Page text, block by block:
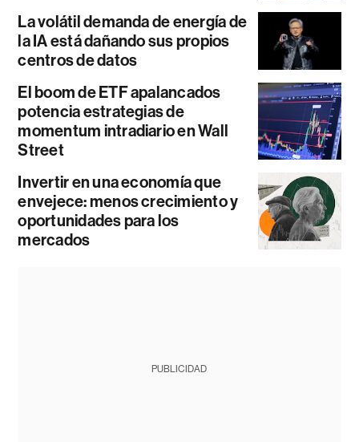
La volátil demanda de energía de
la IA está dañando sus propios
centros de datos
El boom de ETF apalancados
potencia estrategias de
momentum intradiario en Wall
Street
Invertir en una economía que
envejece: menos crecimiento y
oportunidades para los
mercados
PUBLICIDAD